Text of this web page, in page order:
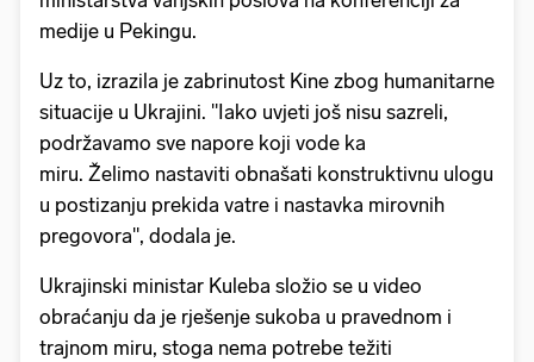
medije u Pekingu.
Uz to, izrazila je zabrinutost Kine zbog humanitarne
situacije u Ukrajini. "Iako uvjeti još nisu sazreli,
podržavamo sve napore koji vode ka
miru. Želimo nastaviti obnašati konstruktivnu ulogu
u postizanju prekida vatre i nastavka mirovnih
pregovora", dodala je.
Ukrajinski ministar Kuleba složio se u video
obraćanju da je rješenje sukoba u pravednom i
trajnom miru, stoga nema potrebe težiti